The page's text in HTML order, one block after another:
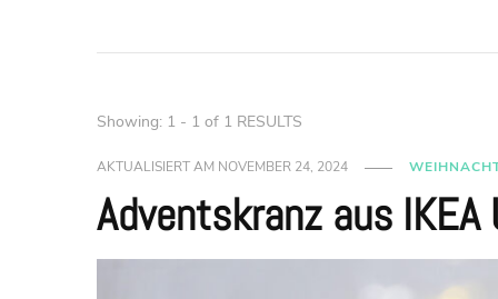
Showing: 1 - 1 of 1 RESULTS
AKTUALISIERT AM NOVEMBER 24, 2024
Adventskranz aus